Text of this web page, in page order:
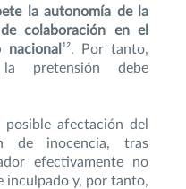
la autonomía de la
colaboración en el
nacional¹². Por tanto,
pretensión debe
afectación del
de inocencia, tras
efectivamente no
inculpado y, por tanto,